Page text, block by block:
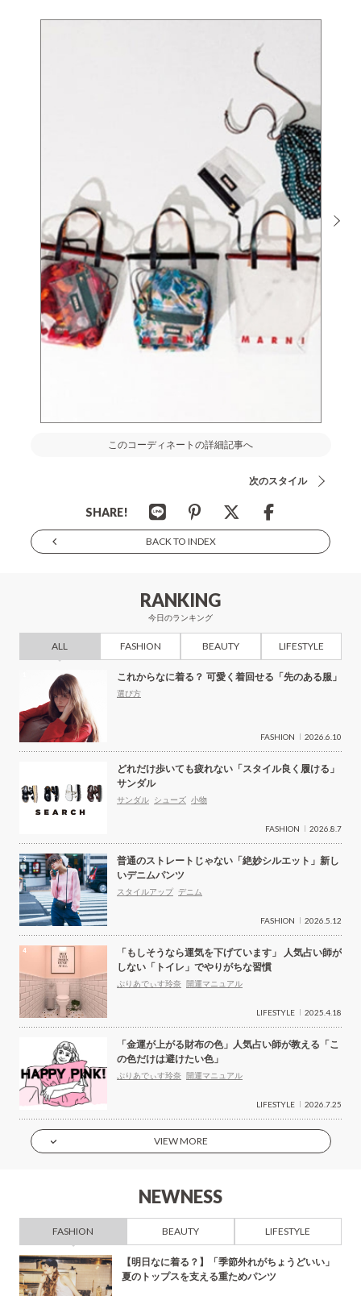
このコーディネートの詳細記事へ
次のスタイル
SHARE!
BACK TO INDEX
RANKING
今日のランキング
ALL FASHION BEAUTY LIFESTYLE
これからなに着る？ 可愛く着回せる「先のある服」
選び方
FASHION 2026.6.10
どれだけ歩いても疲れない「スタイル良く履ける」
サンダル
サンダル シューズ 小物
FASHION 2026.8.7
普通のストレートじゃない「絶妙シルエット」新し
いデニムパンツ
スタイルアップ デニム
FASHION 2026.5.12
「もしそうなら運気を下げています」 人気占い師が
しない「トイレ」でやりがちな習慣
ぷりあでぃす玲奈 開運マニュアル
LIFESTYLE 2025.4.18
「金運が上がる財布の色」人気占い師が教える「こ
の色だけは避けたい色」
ぷりあでぃす玲奈 開運マニュアル
LIFESTYLE 2026.7.25
VIEW MORE
NEWNESS
FASHION BEAUTY LIFESTYLE
【明日なに着る？】「季節外れがちょうどいい」
夏のトップスを支える重ためパンツ